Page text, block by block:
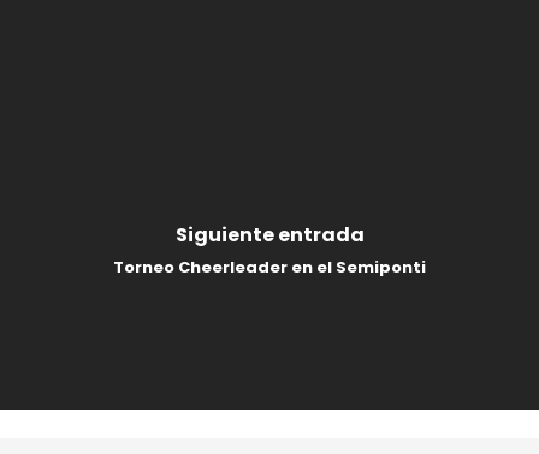
Siguiente entrada
Torneo Cheerleader en el Semiponti